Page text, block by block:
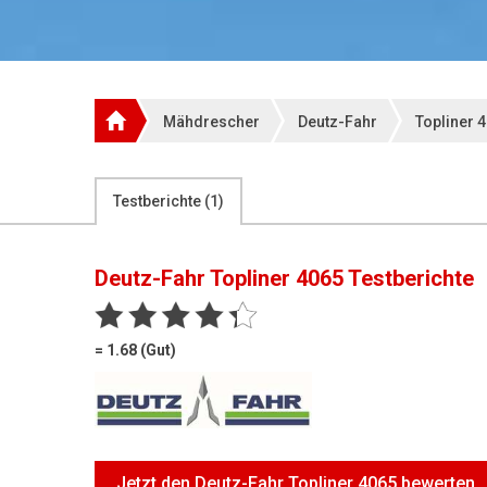
Mähdrescher Deutz-Fahr Topliner
Testberichte (1)
Deutz-Fahr Topliner 4065Testberichte
= 1.68 (Gut)
Jetzt den Deutz-Fahr Topliner 4065 bewerten